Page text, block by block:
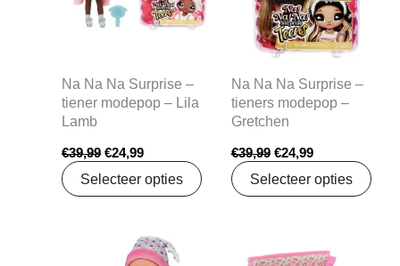
Na Na Na Surprise –
tiener modepop – Lila
Lamb
€39,99 €24,99
Selecteer opties
Na Na Na Surprise –
tieners modepop –
Gretchen
€39,99 €24,99
Selecteer opties